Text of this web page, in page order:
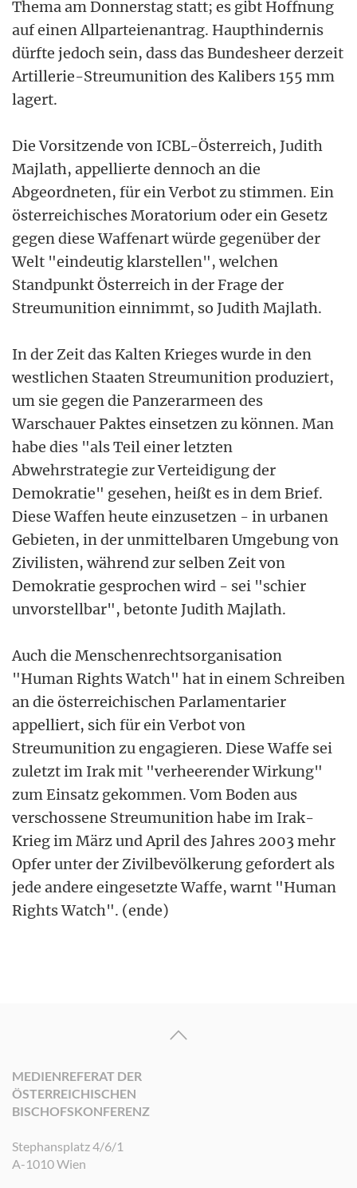
Thema am Donnerstag statt; es gibt Hoffnung
auf einen Allparteienantrag. Haupthindernis
dürfte jedoch sein, dass das Bundesheer derzeit
Artillerie-Streumunition des Kalibers 155 mm
lagert.
Die Vorsitzende von ICBL-Österreich, Judith
Majlath, appellierte dennoch an die
Abgeordneten, für ein Verbot zu stimmen. Ein
österreichisches Moratorium oder ein Gesetz
gegen diese Waffenart würde gegenüber der
Welt "eindeutig klarstellen", welchen
Standpunkt Österreich in der Frage der
Streumunition einnimmt, so Judith Majlath.
In der Zeit das Kalten Krieges wurde in den
westlichen Staaten Streumunition produziert,
um sie gegen die Panzerarmeen des
Warschauer Paktes einsetzen zu können. Man
habe dies "als Teil einer letzten
Abwehrstrategie zur Verteidigung der
Demokratie" gesehen, heißt es in dem Brief.
Diese Waffen heute einzusetzen - in urbanen
Gebieten, in der unmittelbaren Umgebung von
Zivilisten, während zur selben Zeit von
Demokratie gesprochen wird - sei "schier
unvorstellbar", betonte Judith Majlath.
Auch die Menschenrechtsorganisation
"Human Rights Watch" hat in einem Schreiben
an die österreichischen Parlamentarier
appelliert, sich für ein Verbot von
Streumunition zu engagieren. Diese Waffe sei
zuletzt im Irak mit "verheerender Wirkung"
zum Einsatz gekommen. Vom Boden aus
verschossene Streumunition habe im Irak-
Krieg im März und April des Jahres 2003 mehr
Opfer unter der Zivilbevölkerung gefordert als
jede andere eingesetzte Waffe, warnt "Human
Rights Watch". (ende)
MEDIENREFERAT DER
ÖSTERREICHISCHEN
BISCHOFSKONFERENZ
Stephansplatz 4/6/1
A-1010 Wien